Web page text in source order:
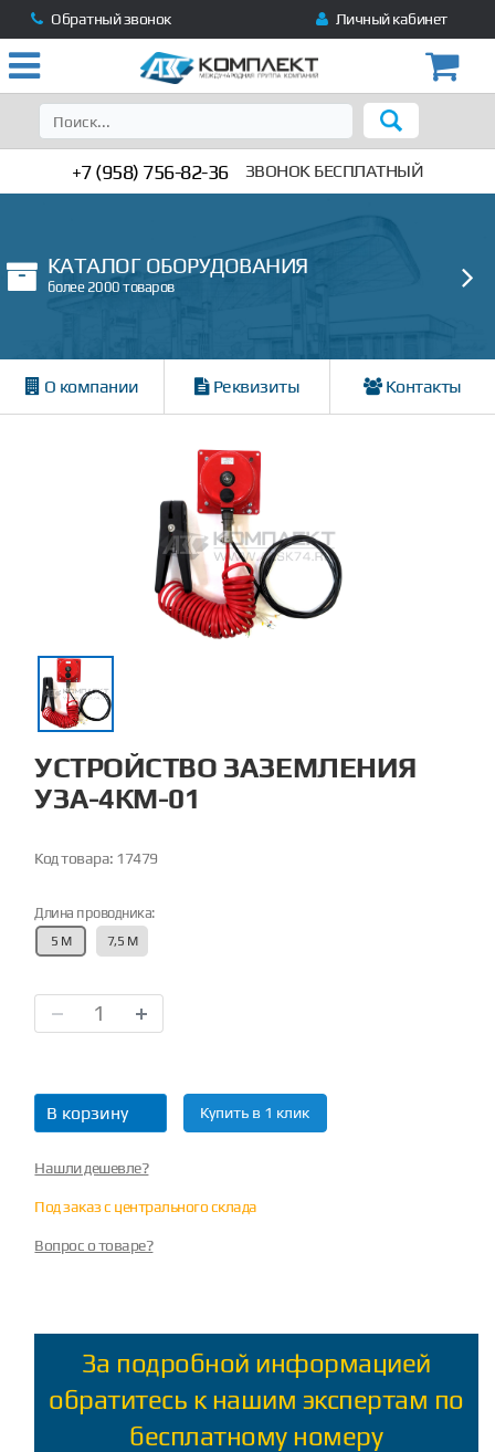
Обратный звонок Личный кабинет
+7 (958) 756-82-36 ЗВОНОК БЕСПЛАТНЫЙ
КАТАЛОГ ОБОРУДОВАНИЯ
более 2000 товаров
О компании Реквизиты Контакты
УСТРОЙСТВО ЗАЗЕМЛЕНИЯ
УЗА-4КМ-01
Код товара: 17479
Длина проводника:
5 М 7,5 М
В корзину Купить в 1 клик
Нашли дешевле?
Под заказ с центрального склада
Вопрос о товаре?
За подробной информацией
обратитесь к нашим экспертам по
бесплатному номеру